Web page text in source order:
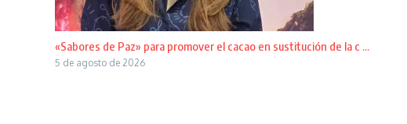
«Sabores de Paz» para promover el cacao en sustitución de la c ...
5 de agosto de 2026